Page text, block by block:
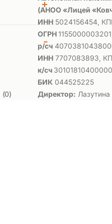
+
-
(0)
(АНОО «Лицей
ИНН 5024156454,
ОГРН1155000003201,
р/сч
ИНН 7707083893,
к/сч
БИК 044525225
Директор: